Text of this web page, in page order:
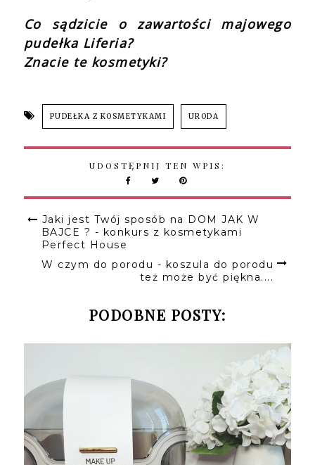
Co sądzicie o zawartości majowego
pudełka Liferia?
Znacie te kosmetyki?
PUDEŁKA Z KOSMETYKAMI URODA
UDOSTĘPNIJ TEN WPIS:
Jaki jest Twój sposób na DOM JAK W
BAJCE ? - konkurs z kosmetykami
Perfect House
W czym do porodu - koszula do porodu
też może być piękna....
PODOBNE POSTY: